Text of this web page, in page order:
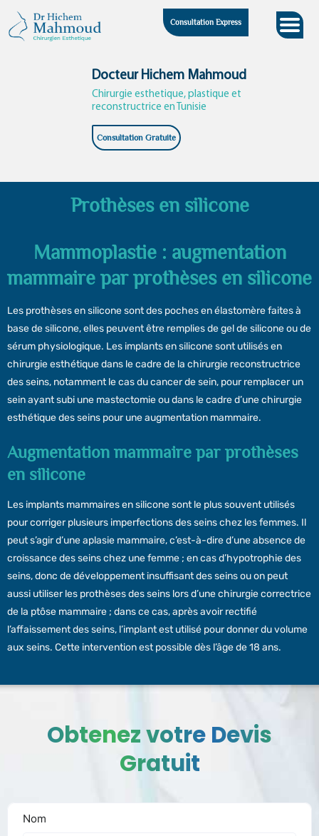
content
Consultation Express
Docteur Hichem Mahmoud
Chirurgie esthetique, plastique et
reconstructrice en Tunisie
Consultation Gratuite
Prothèses en silicone
Mammoplastie : augmentation
mammaire par prothèses en silicone
Les prothèses en silicone sont des poches en élastomère faites à
base de silicone, elles peuvent être remplies de gel de silicone ou de
sérum physiologique. Les implants en silicone sont utilisés en
chirurgie esthétique dans le cadre de la chirurgie reconstructrice
des seins, notamment le cas du cancer de sein, pour remplacer un
sein ayant subi une mastectomie ou dans le cadre d’une chirurgie
esthétique des seins pour une augmentation mammaire.
Augmentation mammaire par prothèses
en silicone
Les implants mammaires en silicone sont le plus souvent utilisés
pour corriger plusieurs imperfections des seins chez les femmes. Il
peut s’agir d’une aplasie mammaire, c’est-à-dire d’une absence de
croissance des seins chez une femme ; en cas d’hypotrophie des
seins, donc de développement insuffisant des seins ou on peut
aussi utiliser les prothèses des seins lors d’une chirurgie correctrice
de la ptôse mammaire ; dans ce cas, après avoir rectifié
l’affaissement des seins, l’implant est utilisé pour donner du volume
aux seins. Cette intervention est possible dès l’âge de 18 ans.
Obtenez votre Devis
Gratuit